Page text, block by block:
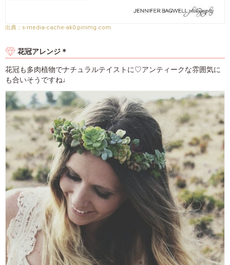
s-media-cache-ak0.pinimg.com
花冠アレンジ＊
花冠も多肉植物でナチュラルテイストに♡アンティークな雰囲気に
も合いそうですね♩